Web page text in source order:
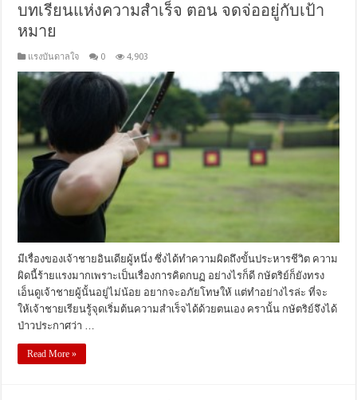
บทเรียนแห่งความสำเร็จ ตอน จดจ่ออยู่กับเป้า
หมาย
แรงบันดาลใจ 0 4,903
มีเรื่องของเจ้าชายอินเดียผู้หนึ่ง ซึ่งได้ทำความผิดถึงขั้นประหารชีวิต ความ
ผิดนี้ร้ายแรงมากเพราะเป็นเรื่องการคิดกบฏ อย่างไรก็ดี กษัตริย์ก็ยังทรง
เอ็นดูเจ้าชายผู้นั้นอยู่ไม่น้อย อยากจะอภัยโทษให้ แต่ทำอย่างไรล่ะ ที่จะ
ให้เจ้าชายเรียนรู้จุดเริ่มต้นความสำเร็จได้ด้วยตนเอง ครานั้น กษัตริย์จึงได้
ป่าวประกาศว่า …
Read More »